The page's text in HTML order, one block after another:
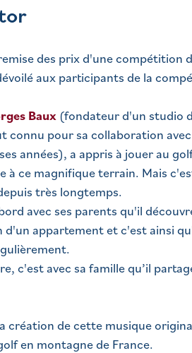
des prix d'une compétition
aux participants de la
Baux (fondateur d'un studio
connu pour sa collaboration
années), a appris à jouer au
à ce magnifique terrain. Mais
très longtemps.
avec ses parents qu'il
appartement et c'est ainsi
c'est avec sa famille qu’il
création de cette musique
en montagne de France.